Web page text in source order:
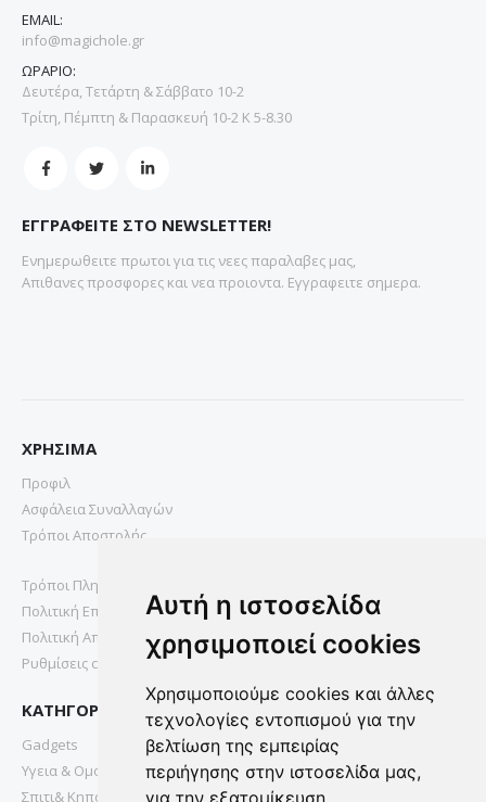
Αυτή η ιστοσελίδα
χρησιμοποιεί cookies
Χρησιμοποιούμε cookies και άλλες
τεχνολογίες εντοπισμού για την
βελτίωση της εμπειρίας
περιήγησης στην ιστοσελίδα μας,
EMAIL:
info@magichole.gr
ΩΡΑΡΙΟ:
Δευτέρα, Τετάρτη & Σάββατο 10-2
Τρίτη, Πέμπτη & Παρασκευή 10-2 Κ 5-8.30
ΕΓΓΡΑΦΕΙΤΕ ΣΤΟ NEWSLETTER!
Ενημερωθειτε πρωτοι για τις νεες παραλαβες μας,
Απιθανες προσφορες και νεα προιοντα. Εγγραφειτε σημερα.
ΧΡΗΣΙΜΑ
Προφιλ
Ασφάλεια Συναλλαγών
Τρόποι Αποστολής
Τρόποι Πληρωμής
Πολιτική Επιστροφών
Πολιτική Απορρήτου
Ρυθμίσεις cookies
ΚΑΤΗΓΟΡΙΕΣ
Gadgets
Υγεια & Ομορφια
Σπιτι& Κηπος